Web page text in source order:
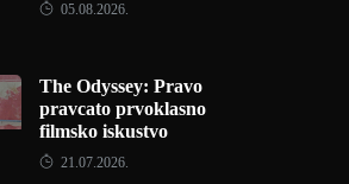
05.08.2026.
The Odyssey: Pravo
pravcato prvoklasno
filmsko iskustvo
21.07.2026.